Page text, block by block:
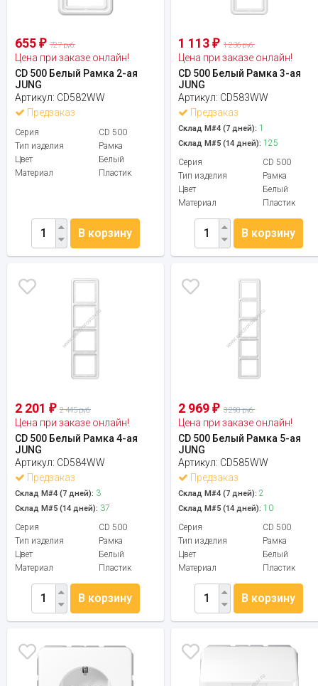
655 ₽ 727 руб.
Цена при заказе онлайн!
CD 500 Белый Рамка 2-ая
JUNG
Артикул: CD582WW
Предзаказ
Серия
CD 500
Тип изделия
Рамка
Цвет
Белый
Материал
Пластик
В корзину
1 113₽ 1 236 руб.
Цена при заказе онлайн!
CD 500 Белый Рамка 3-ая
JUNG
Артикул: CD583WW
Предзаказ
Склад М#4 (7 дней): 1
Склад М#5 (14 дней): 125
Серия
CD 500
Тип изделия
Рамка
Цвет
Белый
Материал
Пластик
В корзину
2 201 ₽ 2 445 руб.
Цена при заказе онлайн!
CD 500 Белый Рамка 4-ая
JUNG
Артикул: CD584WW
Предзаказ
Склад М#4 (7 дней): 3
Склад М#5 (14 дней): 37
Серия
CD 500
Тип изделия
Рамка
Цвет
Белый
Материал
Пластик
В корзину
2 969₽ 3 298 руб.
Цена при заказе онлайн!
CD 500 Белый Рамка 5-ая
JUNG
Артикул: CD585WW
Предзаказ
Склад М#4 (7 дней): 2
Склад М#5 (14 дней): 10
Серия
CD 500
Тип изделия
Рамка
Цвет
Белый
Материал
Пластик
В корзину